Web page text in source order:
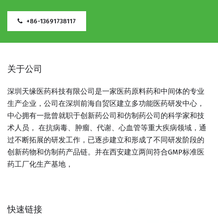
+86-13691738117
关于公司
深圳天缘医药科技有限公司是一家医药原料药和中间体的专业
生产企业，公司在深圳前海自贸区建立多功能医药研发中心，
中心拥有一批曾就职于创新药公司和仿制药公司的科学家和技
术人员， 在抗病毒、肿瘤、代谢、心血管等重大疾病领域，通
过不断拓展的研发工作，已逐步建立和形成了不同研发阶段的
创新药物和仿制药产品链。并在西安建立两间符合GMP标准医
药工厂化生产基地，
快速链接